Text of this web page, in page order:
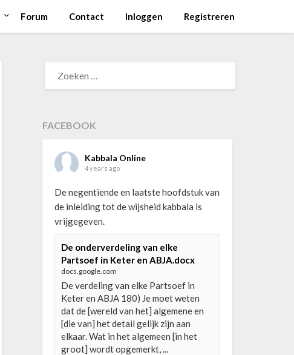
Forum Contact Inloggen Registreren
NAAR:
FACEBOOK
Kabbala Online
4 years ago
De negentiende en laatste hoofdstuk van
de inleiding tot de wijsheid kabbala is
vrijgegeven.
De onderverdeling van elke
Partsoef in Keter en ABJA.docx
docs.google.com
De verdeling van elke Partsoef in
Keter en ABJA 180) Je moet weten
dat de [wereld van het] algemene en
[die van] het detail gelijk zijn aan
elkaar. Wat in het algemeen [in het
groot] wordt opgemerkt, ...